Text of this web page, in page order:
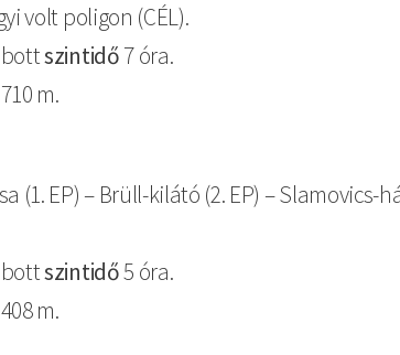
volt poligon (CÉL).
szintidő7 óra.
m.
(1. EP) – Brüll-kilátó (2. EP) – Slamovics-
szintidő5 óra.
m.